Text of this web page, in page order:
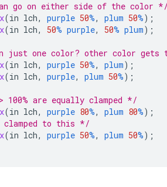
go on either side of the color
(in lch, purple 50%, plum 50%);
(in lch, 50% purple, 50% plum);
just one color? other color gets
(in lch, purple 50%, plum);
(in lch, purple, plum 50%);
100% are equally clamped */
(in lch, purple 80%, plum 80%);
clamped to this */
(in lch, purple 50%, plum 50%);